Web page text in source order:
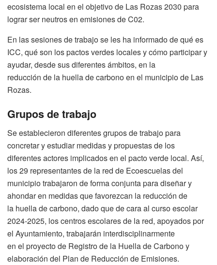
ecosistema local en el objetivo de Las Rozas 2030 para
lograr ser neutros en emisiones de C02.
En las sesiones de trabajo se les ha informado de qué es
ICC, qué son los pactos verdes locales y cómo participar y
ayudar, desde sus diferentes ámbitos, en la
reducción de la huella de carbono en el municipio de Las
Rozas.
Grupos de trabajo
Se establecieron diferentes grupos de trabajo para
concretar y estudiar medidas y propuestas de los
diferentes actores implicados en el pacto verde local. Así,
los 29 representantes de la red de Ecoescuelas del
municipio trabajaron de forma conjunta para diseñar y
ahondar en medidas que favorezcan la reducción de
la huella de carbono, dado que de cara al curso escolar
2024-2025, los centros escolares de la red, apoyados por
el Ayuntamiento, trabajarán interdisciplinarmente
en el proyecto de Registro de la Huella de Carbono y
elaboración del Plan de Reducción de Emisiones.